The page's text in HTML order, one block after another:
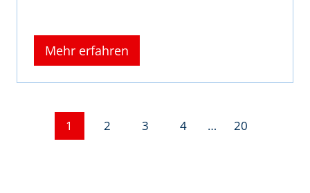
Mehr erfahren
1 2 3 4 … 20